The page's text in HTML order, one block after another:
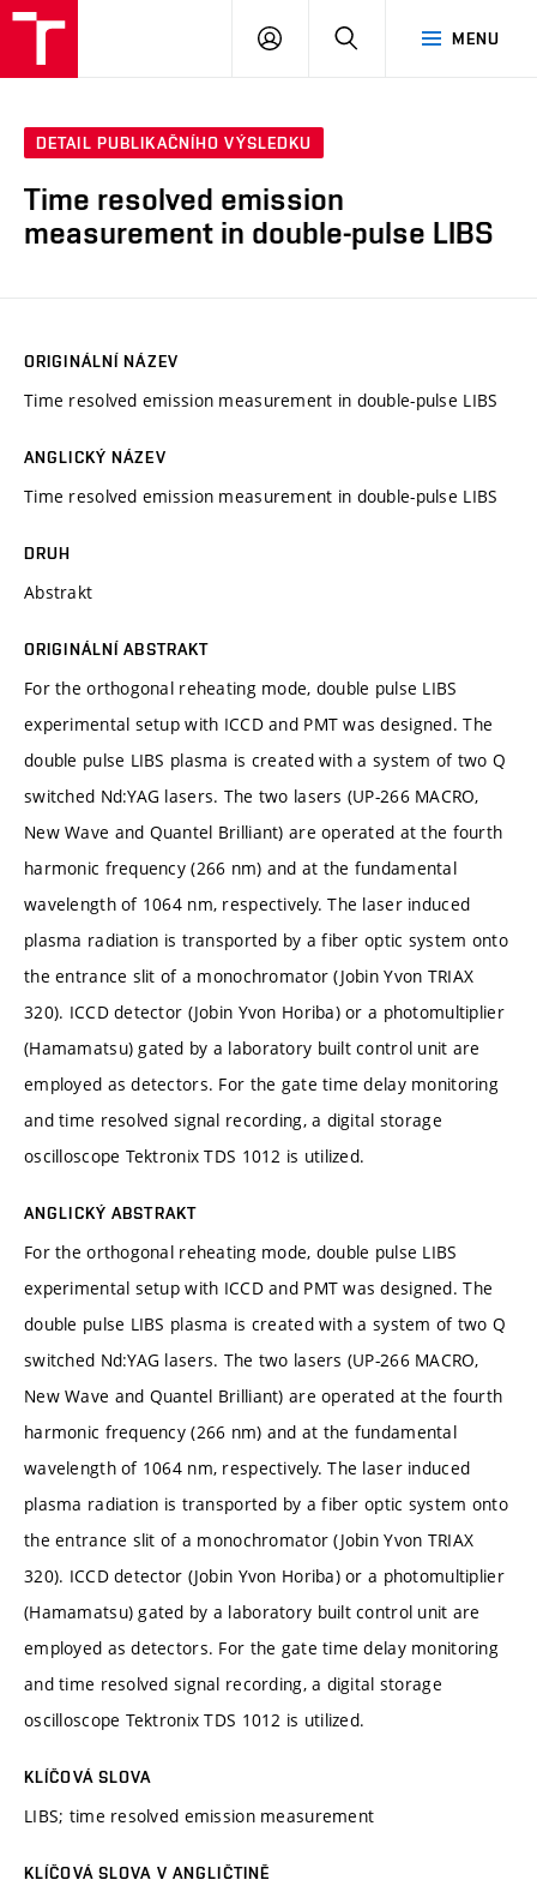
MENU
PŘIHLÁSIT
DETAIL PUBLIKAČNÍHO VÝSLEDKU
Time resolved emission
measurement in double-pulse LIBS
ORIGINÁLNÍ NÁZEV
Time resolved emission measurement in double-pulse LIBS
ANGLICKÝ NÁZEV
Time resolved emission measurement in double-pulse LIBS
DRUH
Abstrakt
ORIGINÁLNÍ ABSTRAKT
For the orthogonal reheating mode, double pulse LIBS
experimental setup with ICCD and PMT was designed. The
double pulse LIBS plasma is created with a system of two Q
switched Nd:YAG lasers. The two lasers (UP-266 MACRO,
New Wave and Quantel Brilliant) are operated at the fourth
harmonic frequency (266 nm) and at the fundamental
wavelength of 1064 nm, respectively. The laser induced
plasma radiation is transported by a fiber optic system onto
the entrance slit of a monochromator (Jobin Yvon TRIAX
320). ICCD detector (Jobin Yvon Horiba) or a photomultiplier
(Hamamatsu) gated by a laboratory built control unit are
employed as detectors. For the gate time delay monitoring
and time resolved signal recording, a digital storage
oscilloscope Tektronix TDS 1012 is utilized.
ANGLICKÝ ABSTRAKT
For the orthogonal reheating mode, double pulse LIBS
experimental setup with ICCD and PMT was designed. The
double pulse LIBS plasma is created with a system of two Q
switched Nd:YAG lasers. The two lasers (UP-266 MACRO,
New Wave and Quantel Brilliant) are operated at the fourth
harmonic frequency (266 nm) and at the fundamental
wavelength of 1064 nm, respectively. The laser induced
plasma radiation is transported by a fiber optic system onto
the entrance slit of a monochromator (Jobin Yvon TRIAX
320). ICCD detector (Jobin Yvon Horiba) or a photomultiplier
(Hamamatsu) gated by a laboratory built control unit are
employed as detectors. For the gate time delay monitoring
and time resolved signal recording, a digital storage
oscilloscope Tektronix TDS 1012 is utilized.
KLÍČOVÁ SLOVA
LIBS; time resolved emission measurement
KLÍČOVÁ SLOVA V ANGLIČTINĚ